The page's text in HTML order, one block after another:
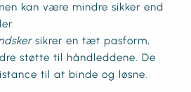
kan være mindre sikker end
sikrer en tæt pasform,
støtte til håndleddene. De
til at binde og løsne.